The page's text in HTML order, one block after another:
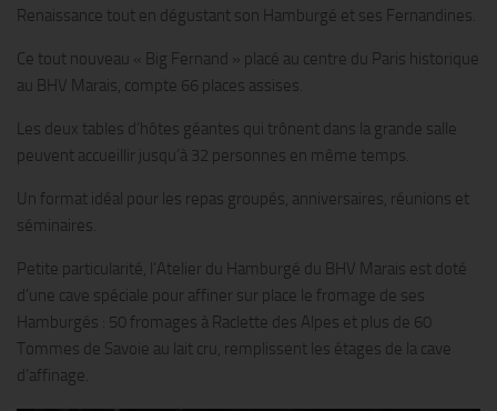
Renaissance tout en dégustant son Hamburgé et ses Fernandines.
Ce tout nouveau « Big Fernand » placé au centre du Paris historique
au BHV Marais, compte 66 places assises.
Les deux tables d’hôtes géantes qui trônent dans la grande salle
peuvent accueillir jusqu’à 32 personnes en même temps.
Un format idéal pour les repas groupés, anniversaires, réunions et
séminaires.
Petite particularité, l’Atelier du Hamburgé du BHV Marais est doté
d’une cave spéciale pour affiner sur place le fromage de ses
Hamburgés : 50 fromages à Raclette des Alpes et plus de 60
Tommes de Savoie au lait cru, remplissent les étages de la cave
d’affinage.